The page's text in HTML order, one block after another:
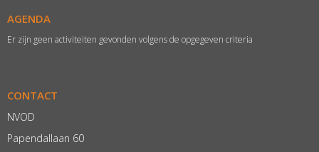
AGENDA
Er zijn geen activiteiten gevonden volgens de opgegeven criteria
CONTACT
NVOD
Papendallaan 60